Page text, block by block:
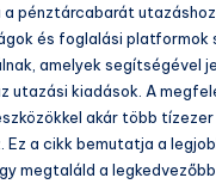
pénztárcabarát
és foglalási platformok
amelyek segítségével
utazási kiadások. A
akár több
a cikk bemutatja a
megtaláld a